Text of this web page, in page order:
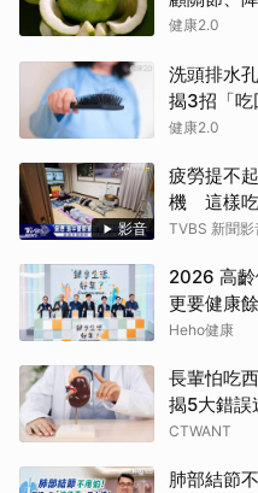
健康2.0
洗頭排水
揭3招「吃
健康2.0
影音
疲勞提不
機 這樣
TVBS 新聞影
2026 高齡
更要健康
Heho健康
長輩怕吃
揭5大錯誤
CTWANT
肺部結節